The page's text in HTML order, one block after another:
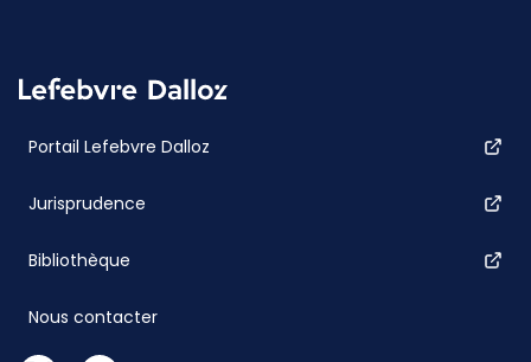
Portail Lefebvre Dalloz
Jurisprudence
Bibliothèque
Nous contacter